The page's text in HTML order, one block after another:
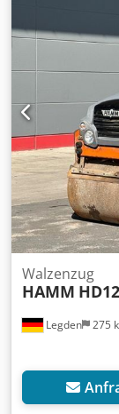
verfügbar! Bei
schreiben Sie
Deutsch,
Legden 275
Walzenzug
HAMM